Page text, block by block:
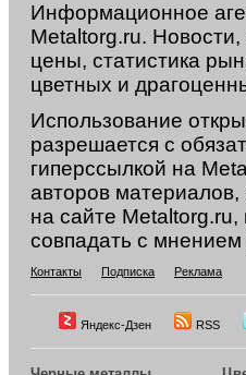
Информационное
Metaltorg.ru. Новости,
цены, статистика
цветных и
Использование
разрешается с
гиперссылкой на
авторов
на сайте
совпадать с мнением
Контакты Подписка Реклама
Яндекс-Дзен RSS